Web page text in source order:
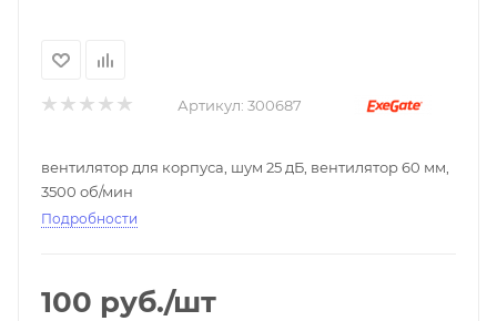
Артикул: 300687
вентилятор для корпуса, шум 25 дБ, вентилятор 60 мм,
3500 об/мин
Подробности
100 руб./шт